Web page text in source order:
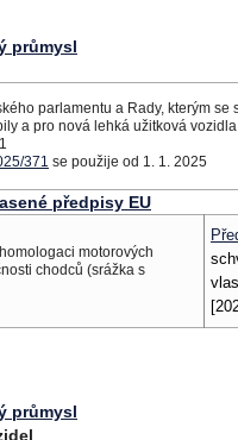
průmysl
parlamentu a Rady, kterým
a pro nová lehká užitková
371 se použije od 1. 1. 2025
předpisy EU
motorových
chodců (srážka s
průmysl